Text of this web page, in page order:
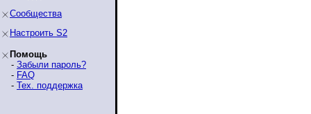
Сообщества
Настроить S2
Помощь
- Забыли пароль?
- FAQ
- Тех. поддержка